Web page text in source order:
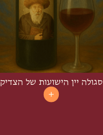
סגולה יין הישועות של הצדיק